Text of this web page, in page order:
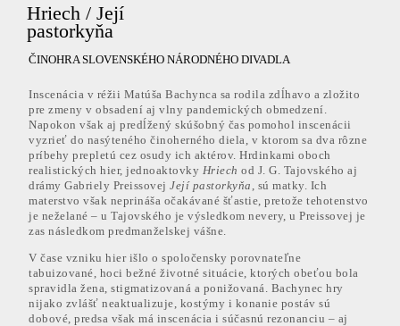
Hriech / Její
pastorkyňa
ČINOHRA SLOVENSKÉHO NÁRODNÉHO DIVADLA
Inscenácia v réžii Matúša Bachynca sa rodila zdĺhavo a zložito
pre zmeny v obsadení aj vlny pandemických obmedzení.
Napokon však aj predĺžený skúšobný čas pomohol inscenácii
vyzrieť do nasýteného činoherného diela, v ktorom sa dva rôzne
príbehy prepletú cez osudy ich aktérov. Hrdinkami oboch
realistických hier, jednoaktovky Hriech od J. G. Tajovského aj
drámy Gabriely Preissovej Její pastorkyňa , sú matky. Ich
materstvo však neprináša očakávané šťastie, pretože tehotenstvo
je neželané – u Tajovského je výsledkom nevery, u Preissovej je
zas následkom predmanželskej vášne.
V čase vzniku hier išlo o spoločensky porovnateľne
tabuizované, hoci bežné životné situácie, ktorých obeťou bola
spravidla žena, stigmatizovaná a ponižovaná. Bachynec hry
nijako zvlášť neaktualizuje, kostýmy i konanie postáv sú
dobové, predsa však má inscenácia i súčasnú rezonanciu – aj